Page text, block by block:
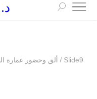
ألق وحضور عمارة / Slide9